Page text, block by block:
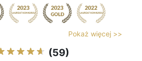
Pokaż więcej >>
(59)